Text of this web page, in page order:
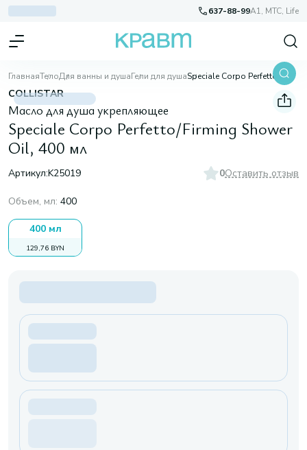
637-88-99A1, МТС, Life
ГлавнаяТелоДля ванны и душаГели для душа Speciale Corpo Perfetto/Firming Shower Oil, 400 мл
COLLISTAR
Масло для душа укрепляющее
Speciale Corpo Perfetto/Firming Shower
Oil, 400 мл
Артикул:K25019 0Оставить отзыв
Объем, мл: 400
400 мл
129,76 BYN